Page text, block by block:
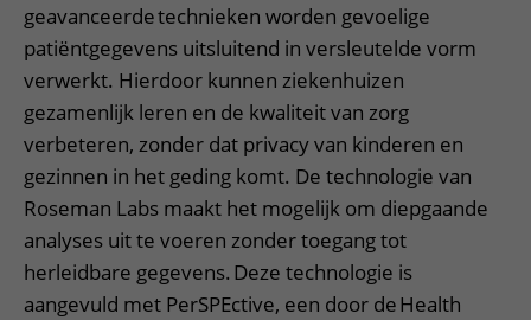
geavanceerde technieken worden gevoelige
patiëntgegevens uitsluitend in versleutelde vorm
verwerkt. Hierdoor kunnen ziekenhuizen
gezamenlijk leren en de kwaliteit van zorg
verbeteren, zonder dat privacy van kinderen en
gezinnen in het geding komt. De technologie van
Roseman Labs maakt het mogelijk om diepgaande
analyses uit te voeren zonder toegang tot
herleidbare gegevens. Deze technologie is
aangevuld met PerSPEctive, een door de Health